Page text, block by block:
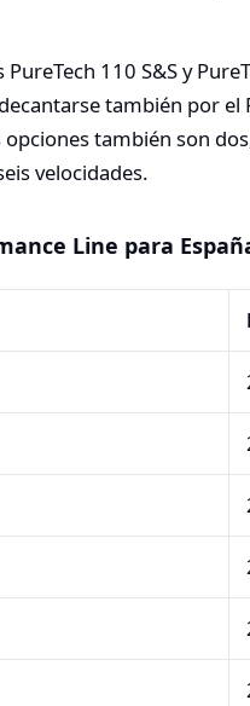
110 S&S y
también por el
opciones también son
velocidades.
Line para